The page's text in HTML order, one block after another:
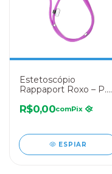
Estetoscópio
Rappaport Roxo – P.A.
R$0,00comPix
ESPIAR